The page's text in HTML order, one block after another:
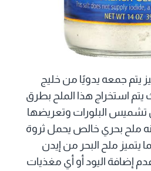
جمعه يدويًا من خليج
يتم استخراج هذا الملح بطرق
تشميس البلورات وتعريضها
عنه ملح بحري خالص يحمل ثروة
يتميز ملح البحر من إيدن
إضافة اليود أو أي مغذيات